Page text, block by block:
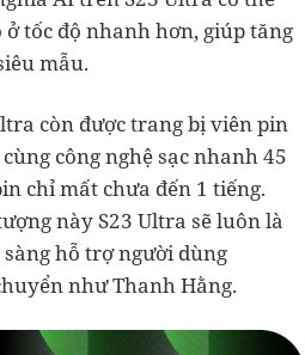
tốc độ nhanh hơn, giúp tăng
mẫu.
còn được trang bị viên pin
công nghệ sạc nhanh 45
chỉ mất chưa đến 1 tiếng.
này S23 Ultra sẽ luôn là
hỗ trợ người dùng
như Thanh Hằng.